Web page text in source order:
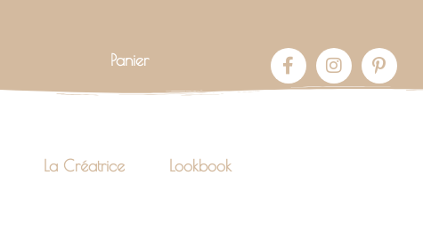
Panier
La Créatrice Lookbook